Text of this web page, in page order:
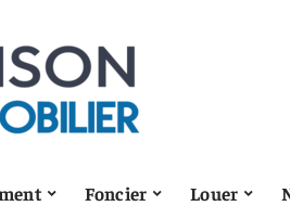
Foncier Louer